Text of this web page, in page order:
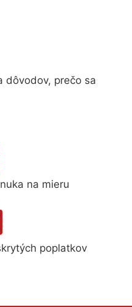
dôvodov, prečo sa
na mieru
poplatkov